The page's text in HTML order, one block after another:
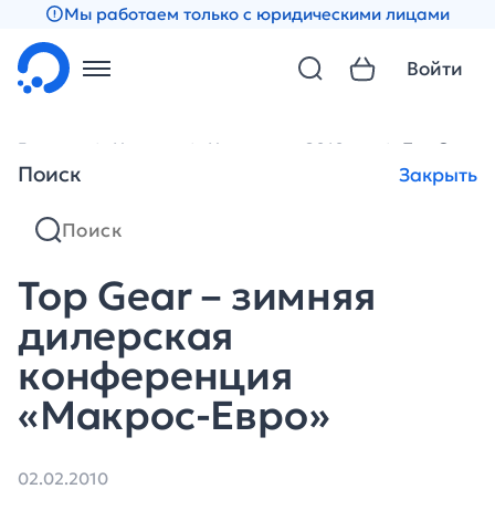
Мы работаем только с юридическими лицами
Поиск Закрыть
Войти
Главная Новости Новости за 2010 год Top Gear
Top Gear – зимняя
дилерская
конференция
«Макрос-Евро»
02.02.2010